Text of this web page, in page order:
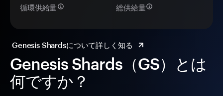
Genesis Shards（GS）とは
何ですか？
循環供給量 総供給量
Genesis Shardsについて詳しく知る